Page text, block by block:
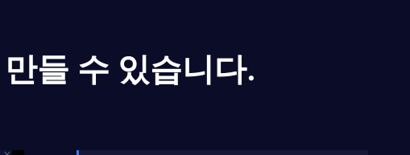
들 수 있습니다.